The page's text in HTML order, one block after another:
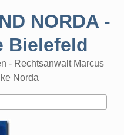
NORDA -
Bielefeld
- Rechtsanwalt Marcus
Norda